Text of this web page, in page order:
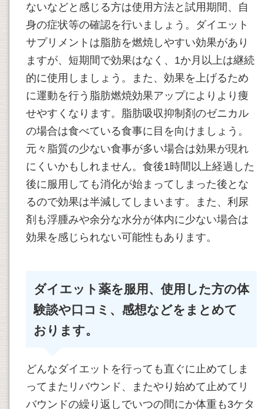
ないなどと感じる方は使用方法と試用期間、自
身の症状等の確認を行いましょう。ダイエット
サプリメントは脂肪を燃焼しやすい効果があり
ますが、短期間で効果はなく、1か月以上は継続
的に使用しましょう。また、効果を上げるため
に運動を行う脂肪燃焼効果アップによりより痩
せやすくなります。脂肪吸収抑制剤のゼニカル
の場合は食べている食事に目を向けましょう。
元々脂質の少ない食事が多い場合は効果が現れ
にくいかもしれません。食後1時間以上経過した
後に服用しても消化が始まってしまった後とな
るので効果は半減してしまいます。また、利尿
剤も浮腫みや余分な水分が体内に少ない場合は
効果を感じられない可能性もあります。
ダイエット薬を服用、使用した方の体
験談や口コミ、感想などをまとめて
おります。
どんなダイエットを行っても直ぐに止めてしま
ってまたリバウンド、またやり始めて止めてリ
バウンドの繰り返しでいつの間にか体重も3ケタ